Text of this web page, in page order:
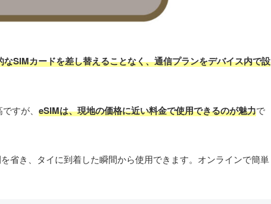
SIMカードを差し替えることなく、通信プランをデバイス内で設
すが、 eSIMは、現地の価格に近い料金で使用できるのが魅力で
省き、タイに到着した瞬間から使用できます。オンラインで簡単